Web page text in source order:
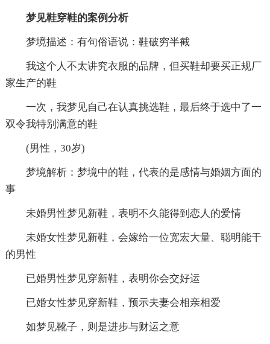
梦见鞋穿鞋的案例分析
梦境描述：有句俗语说：鞋破穷半截
我这个人不太讲究衣服的品牌，但买鞋却要买正规厂
家生产的鞋
一次，我梦见自己在认真挑选鞋，最后终于选中了一
双令我特别满意的鞋
(男性，30岁)
梦境解析：梦境中的鞋，代表的是感情与婚姻方面的
事
未婚男性梦见新鞋，表明不久能得到恋人的爱情
未婚女性梦见新鞋，会嫁给一位宽宏大量、聪明能干
的男性
已婚男性梦见穿新鞋，表明你会交好运
已婚女性梦见穿新鞋，预示夫妻会相亲相爱
如梦见靴子，则是进步与财运之意